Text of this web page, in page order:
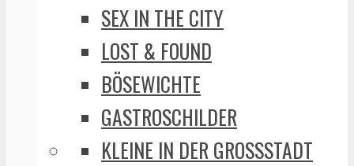
SEX IN THE CITY
LOST & FOUND
BÖSEWICHTE
GASTROSCHILDER
KLEINE IN DER GROSSSTADT